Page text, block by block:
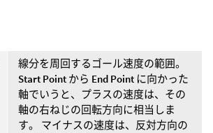
線分を周回するゴール速度の範囲。
Start Point から End Point に向かった
軸でいうと、プラスの速度は、その
軸の右ねじの回転方向に相当しま
す。 マイナスの速度は、反対方向の